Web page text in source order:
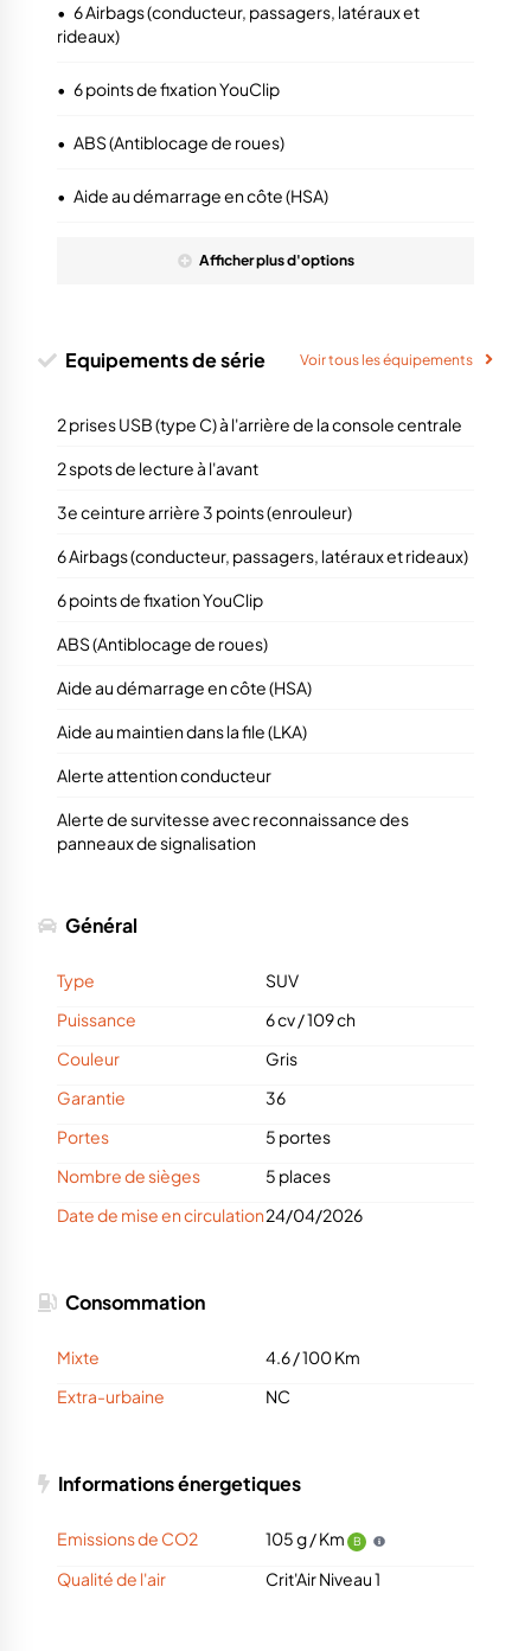
• 6 Airbags (conducteur, passagers, latéraux et
rideaux)
• 6 points de fixation YouClip
• ABS (Antiblocage de roues)
• Aide au démarrage en côte (HSA)
Afficherplusd'options
Equipements de série Voir tous les équipements
2 prises USB (type C) à l'arrière de la console centrale
2 spots de lecture à l'avant
3e ceinture arrière 3 points (enrouleur)
6 Airbags (conducteur, passagers, latéraux et rideaux)
6 points de fixation YouClip
ABS (Antiblocage de roues)
Aide au démarrage en côte (HSA)
Aide au maintien dans la file (LKA)
Alerte attention conducteur
Alerte de survitesse avec reconnaissance des
panneaux de signalisation
Général
Type
SUV
Puissance
6 cv/109 ch
Couleur
Gris
Garantie
36
Portes
5 portes
Nombre de sièges
5 places
Date de mise en circulation24/04/2026
Consommation
Mixte
4.6 / 100 Km
Extra-urbaine
NC
Informations énergetiques
Emissions de CO2 105 g / Km B
Qualité de l'air Crit'Air Niveau 1